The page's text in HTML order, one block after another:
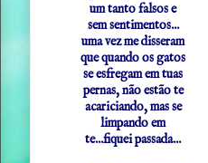
um tanto falsos e
sem sentimentos...
uma vez me disseram
que quando os gatos
se esfregam em tuas
pernas, não estão te
acariciando, mas se
limpando em
te...fiquei passada...